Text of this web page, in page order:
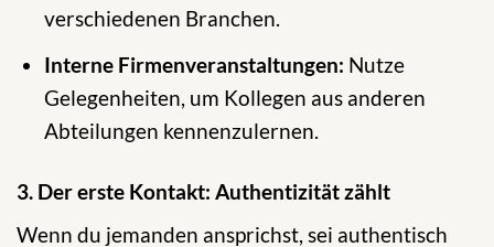
verschiedenen Branchen.
Interne Firmenveranstaltungen: Nutze
Gelegenheiten, um Kollegen aus anderen
Abteilungen kennenzulernen.
3. Der erste Kontakt: Authentizität zählt
Wenn du jemanden ansprichst, sei authentisch